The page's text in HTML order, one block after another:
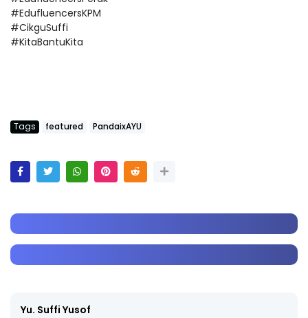
#EdufluencersKPM
#CikguSuffi
#KitaBantuKita
Tags featured PandaixAYU
Yu. Suffi Yusof